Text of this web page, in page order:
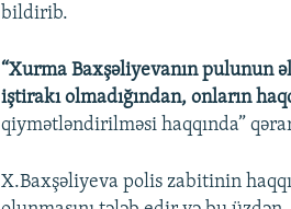
bildirib.
“Xurma Baxşəliyevanın pulunun
iştirakı olmadığından, onların
qiymətləndirilməsi haqqında”
X.Baxşəliyeva polis zabitinin